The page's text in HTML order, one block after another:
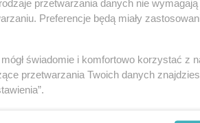
przetwarzania danych nie
Preferencje będą miały
świadomie i komfortowo korzystać z
przetwarzania Twoich danych